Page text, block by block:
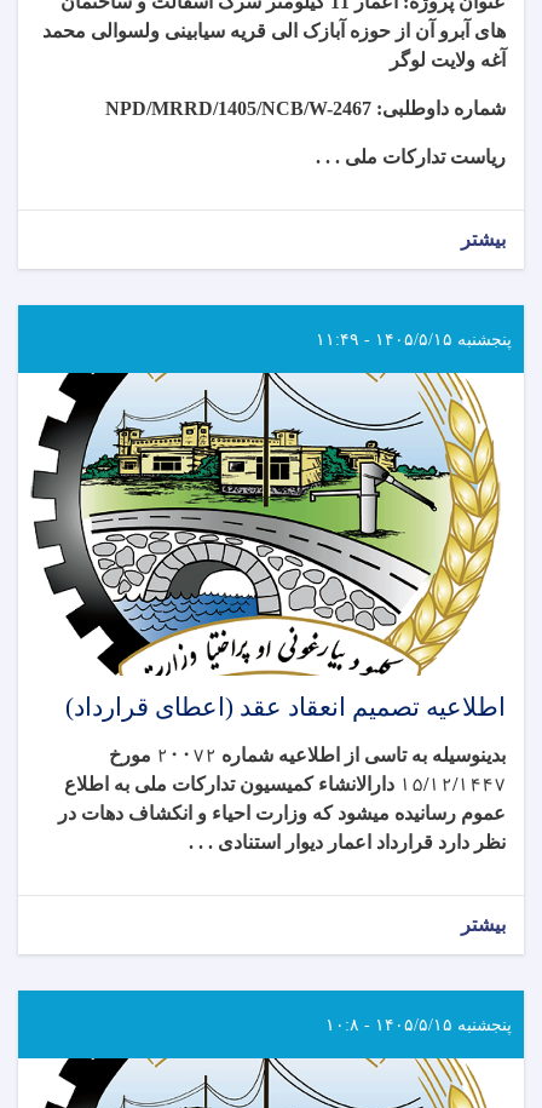
های آبرو آن از حوزه آبازک الی قریه سیابینی ولسوالی محمد
آغه ولایت لوگر
شماره داوطلبی: NPD/MRRD/1405/NCB/W-2467
ریاست تدارکات ملی . . .
بیشتر
پنجشنبه ۱۴۰۵/۵/۱۵ - ۱۱:۴۹
اطلاعیه تصمیم انعقاد عقد (اعطای قرارداد)
بدینوسیله به تاسی از اطلاعیه شماره ۲۰۰۷۲ مورخ
۱۵/۱۲/۱۴۴۷
دارالانشاء کمیسیون تدارکات ملی به اطلاع
عموم رسانیده میشود که وزارت احیاء و انکشاف دهات در
نظر دارد قرارداد اعمار دیوار استنادی . . .
بیشتر
پنجشنبه ۱۴۰۵/۵/۱۵ - ۱۰:۸